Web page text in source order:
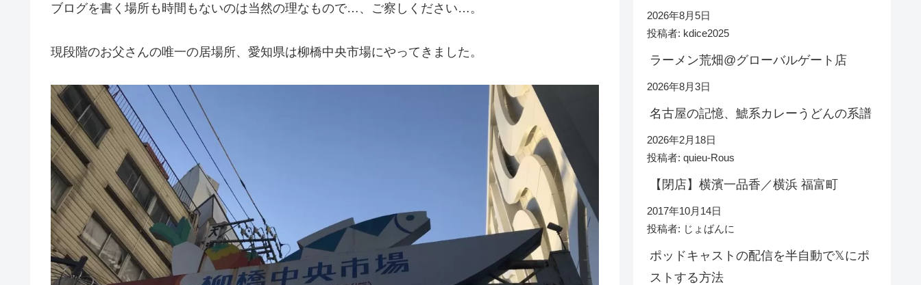
ブログを書く場所も時間もないのは当然の理なもので…、ご察しください…。
現段階のお父さんの唯一の居場所、愛知県は柳橋中央市場にやってきました。
2026年8月5日
投稿者: kdice2025
ラーメン荒畑@グローバルゲート店
2026年8月3日
名古屋の記憶、鯱系カレーうどんの系譜
2026年2月18日
投稿者: quieu-Rous
【閉店】横濱一品香／横浜 福富町
2017年10月14日
投稿者: じょばんに
ポッドキャストの配信を半自動で𝕏にポ
ストする方法